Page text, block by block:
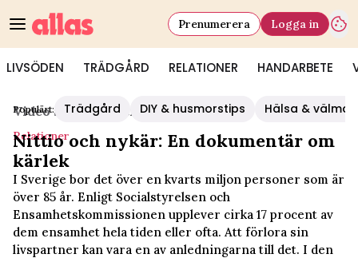
LIVSÖDEN TRÄDGÅRD RELATIONER HANDARBETE
Prenumerera Logga in
Populärt: Trädgård DIY & husmorstips Hälsa &
Video Start/Relationer
Relationer
Nittio och nykär: En dokumentär om
kärlek
I Sverige bor det över en kvarts miljon personer som är
över 85 år. Enligt Socialstyrelsen och
Ensamhetskommissionen upplever cirka 17 procent av
dem ensamhet hela tiden eller ofta. Att förlora sin
livspartner kan vara en av anledningarna till det. I den